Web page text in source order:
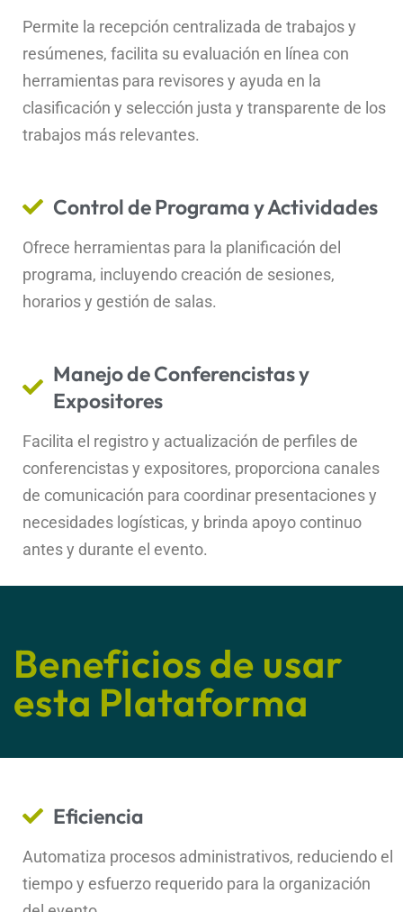
Permite la recepción centralizada de trabajos y
resúmenes, facilita su evaluación en línea con
herramientas para revisores y ayuda en la
clasificación y selección justa y transparente de los
trabajos más relevantes.
Control de Programa y Actividades
Ofrece herramientas para la planificación del
programa, incluyendo creación de sesiones,
horarios y gestión de salas.
Manejo de Conferencistas y
Expositores
Facilita el registro y actualización de perfiles de
conferencistas y expositores, proporciona canales
de comunicación para coordinar presentaciones y
necesidades logísticas, y brinda apoyo continuo
antes y durante el evento.
Beneficios de usar
esta Plataforma
Eficiencia
Automatiza procesos administrativos, reduciendo el
tiempo y esfuerzo requerido para la organización